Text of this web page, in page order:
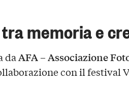
memoria e
daAFA – Associazione
con il festival